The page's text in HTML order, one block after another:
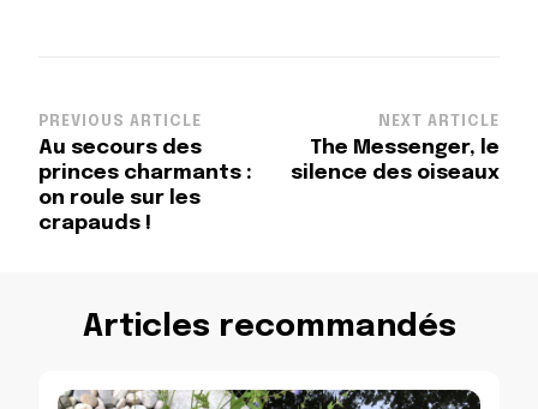
Post
Navigation
PREVIOUS ARTICLE
Au secours des
princes charmants :
on roule sur les
crapauds !
NEXT ARTICLE
The Messenger, le
silence des oiseaux
Articles recommandés